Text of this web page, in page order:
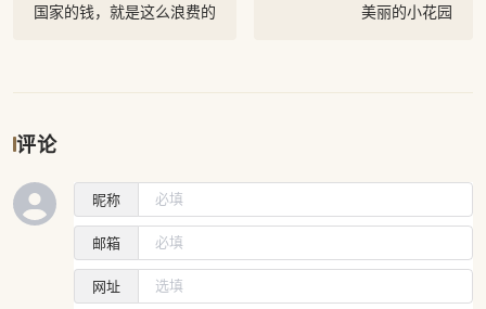
国家的钱，就是这么浪费的 美丽的小花园
评论
昵称
邮箱
网址